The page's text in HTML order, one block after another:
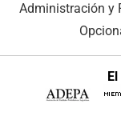
Administración y